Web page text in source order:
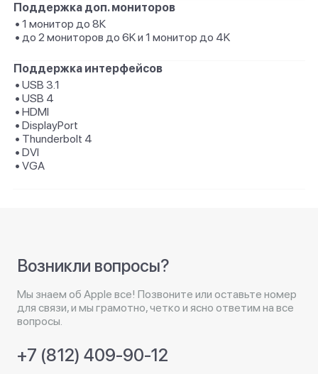
Поддержка доп. мониторов
• 1 монитор до 8К
• до 2 мониторов до 6K и 1 монитор до 4K
Поддержка интерфейсов
• USB 3.1
• USB 4
• HDMI
• DisplayPort
• Thunderbolt 4
• DVI
• VGA
Возникли вопросы?
Мы знаем об Apple все! Позвоните или оставьте номер
для связи, и мы грамотно, четко и ясно ответим на все
вопросы.
+7 (812) 409-90-12